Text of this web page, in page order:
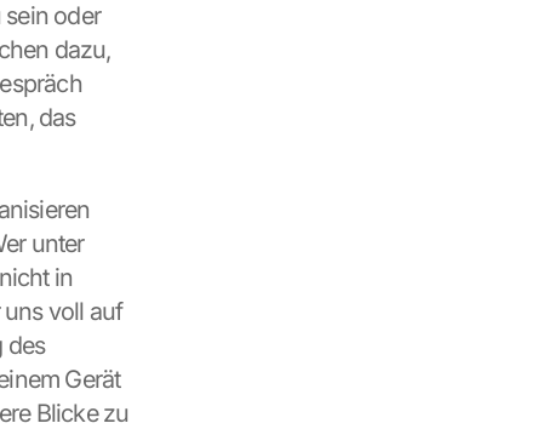
oder
dazu,
das
unter
in
uns voll auf
des
Gerät
Blicke zu